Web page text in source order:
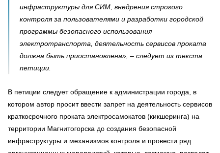
инфраструктуры для СИМ, внедрения строгого
контроля за пользователями и разработки городской
программы безопасного использования
электротранспорта, деятельность сервисов проката
должна быть приостановлена», – следует из текста
петиции.
В петиции следует обращение к администрации города, в
котором автор просит ввести запрет на деятельность сервисов
краткосрочного проката электросамокатов (кикшеринга) на
территории Магнитогорска до создания безопасной
инфраструктуры и механизмов контроля и провести ряд